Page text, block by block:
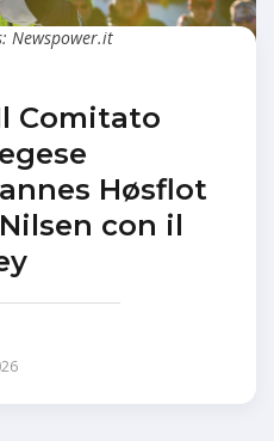
Comitato
Høsflot
con il
Newspower.it